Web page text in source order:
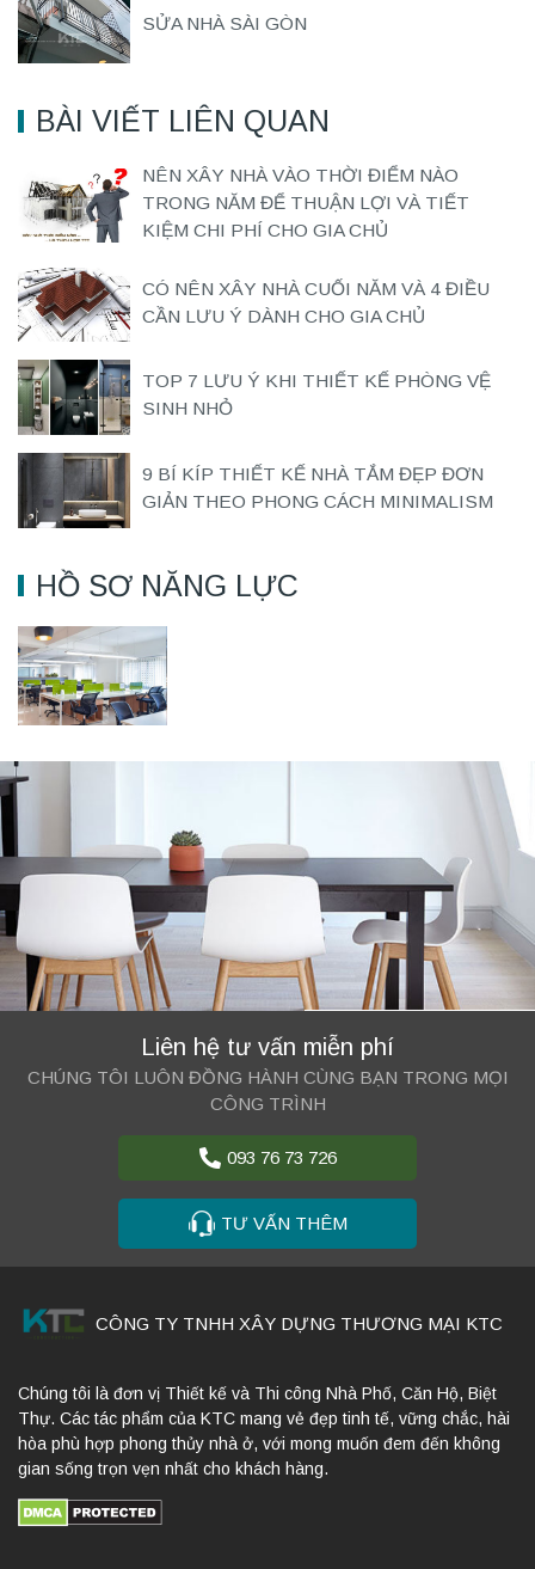
SỬA NHÀ SÀI GÒN
BÀI VIẾT LIÊN QUAN
NÊN XÂY NHÀ VÀO THỜI ĐIỂM NÀO
TRONG NĂM ĐỂ THUẬN LỢI VÀ TIẾT
KIỆM CHI PHÍ CHO GIA CHỦ
CÓ NÊN XÂY NHÀ CUỐI NĂM VÀ 4 ĐIỀU
CẦN LƯU Ý DÀNH CHO GIA CHỦ
TOP 7 LƯU Ý KHI THIẾT KẾ PHÒNG VỆ
SINH NHỎ
9 BÍ KÍP THIẾT KẾ NHÀ TẮM ĐẸP ĐƠN
GIẢN THEO PHONG CÁCH MINIMALISM
HỒ SƠ NĂNG LỰC
Liên hệ tư vấn miễn phí
CHÚNG TÔI LUÔN ĐỒNG HÀNH CÙNG BẠN TRONG MỌI
CÔNG TRÌNH
093 76 73 726
TƯ VẤN THÊM
CÔNG TY TNHH XÂY DỰNG THƯƠNG MẠI KTC
Chúng tôi là đơn vị Thiết kế và Thi công Nhà Phố, Căn Hộ, Biệt
Thự. Các tác phẩm của KTC mang vẻ đẹp tinh tế, vững chắc, hài
hòa phù hợp phong thủy nhà ở, với mong muốn đem đến không
gian sống trọn vẹn nhất cho khách hàng.